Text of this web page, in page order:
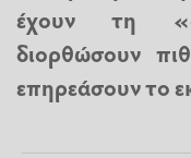
έχουν τη
διορθώσουν
επηρεάσουν το